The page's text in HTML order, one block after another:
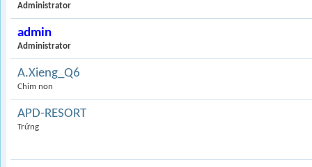
Administrator
admin
Administrator
A.Xieng_Q6
Chim non
APD-RESORT
Trứng